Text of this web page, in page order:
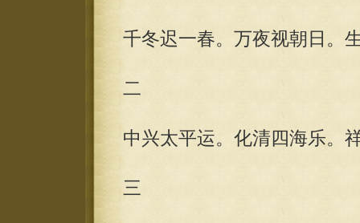
千冬迟一春。万夜视朝日。
二
中兴太平运。化清四海乐。
三